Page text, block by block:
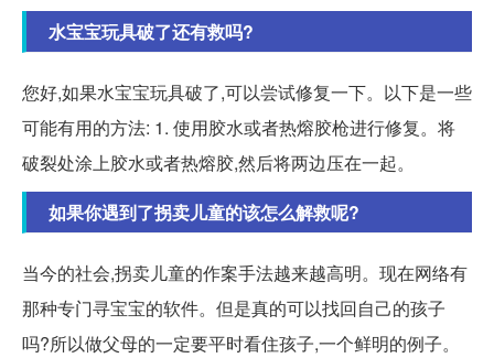
水宝宝玩具破了还有救吗?
您好,如果水宝宝玩具破了,可以尝试修复一下。以下是一些
可能有用的方法: 1. 使用胶水或者热熔胶枪进行修复。将
破裂处涂上胶水或者热熔胶,然后将两边压在一起。
如果你遇到了拐卖儿童的该怎么解救呢?
当今的社会,拐卖儿童的作案手法越来越高明。现在网络有
那种专门寻宝宝的软件。但是真的可以找回自己的孩子
吗?所以做父母的一定要平时看住孩子,一个鲜明的例子。